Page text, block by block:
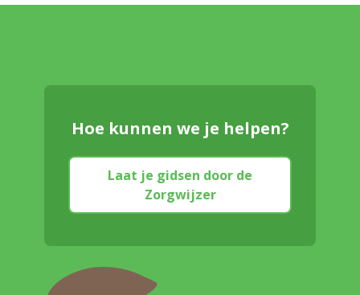
Hoe kunnen we je helpen?
Laat je gidsen door de
Zorgwijzer